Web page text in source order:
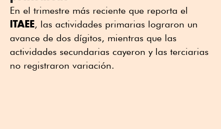
En el trimestre más reciente que reporta el
ITAEE, las actividades primarias lograron un
avance de dos dígitos, mientras que las
actividades secundarias cayeron y las terciarias
no registraron variación.